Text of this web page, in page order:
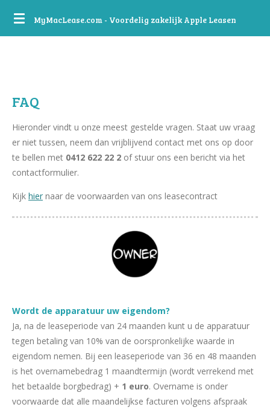
Ga
MyMacLease.com - Voordelig zakelijk Apple Leasen
FAQ
Hieronder vindt u onze meest gestelde vragen. Staat uw vraag
er niet tussen, neem dan vrijblijvend contact met ons op door
te bellen met 0412 622 22 2 of stuur ons een bericht via het
contactformulier.
Kijk hier naar de voorwaarden van ons leasecontract
Wordt de apparatuur uw eigendom?
Ja, na de leaseperiode van 24 maanden kunt u de apparatuur
tegen betaling van 10% van de oorspronkelijke waarde in
eigendom nemen. Bij een leaseperiode van 36 en 48 maanden
is het overnamebedrag 1 maandtermijn (wordt verrekend met
het betaalde borgbedrag) + 1 euro. Overname is onder
voorwaarde dat alle maandelijkse facturen volgens afspraak